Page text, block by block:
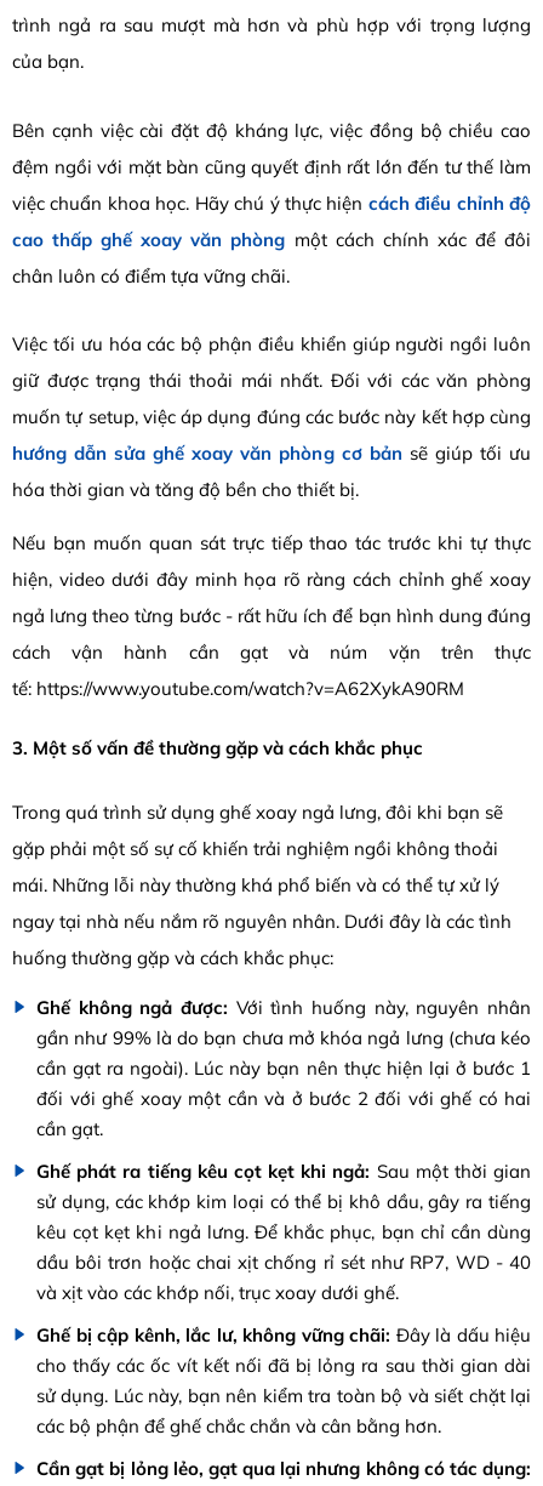
trình ngả ra sau mượt mà hơn và phù hợp với trọng lượng
của bạn.
Bên cạnh việc cài đặt độ kháng lực, việc đồng bộ chiều cao
đệm ngồi với mặt bàn cũng quyết định rất lớn đến tư thế làm
việc chuẩn khoa học. Hãy chú ý thực hiện cách điều chỉnh độ
cao thấp ghế xoay văn phòng một cách chính xác để đôi
chân luôn có điểm tựa vững chãi.
Việc tối ưu hóa các bộ phận điều khiển giúp người ngồi luôn
giữ được trạng thái thoải mái nhất. Đối với các văn phòng
muốn tự setup, việc áp dụng đúng các bước này kết hợp cùng
hướng dẫn sửa ghế xoay văn phòng cơ bản sẽ giúp tối ưu
hóa thời gian và tăng độ bền cho thiết bị.
Nếu bạn muốn quan sát trực tiếp thao tác trước khi tự thực
hiện, video dưới đây minh họa rõ ràng cách chỉnh ghế xoay
ngả lưng theo từng bước - rất hữu ích để bạn hình dung đúng
cách vận hành cần gạt và núm vặn trên thực
tế: https://www.youtube.com/watch?v=A62XykA90RM
3. Một số vấn đề thường gặp và cách khắc phục
Trong quá trình sử dụng ghế xoay ngả lưng, đôi khi bạn sẽ
gặp phải một số sự cố khiến trải nghiệm ngồi không thoải
mái. Những lỗi này thường khá phổ biến và có thể tự xử lý
ngay tại nhà nếu nắm rõ nguyên nhân. Dưới đây là các tình
huống thường gặp và cách khắc phục:
Ghế không ngả được: Với tình huống này, nguyên nhân
gần như 99% là do bạn chưa mở khóa ngả lưng (chưa kéo
cần gạt ra ngoài). Lúc này bạn nên thực hiện lại ở bước 1
đối với ghế xoay một cần và ở bước 2 đối với ghế có hai
cần gạt.
Ghế phát ra tiếng kêu cọt kẹt khi ngả: Sau một thời gian
sử dụng, các khớp kim loại có thể bị khô dầu, gây ra tiếng
kêu cọt kẹt khi ngả lưng. Để khắc phục, bạn chỉ cần dùng
dầu bôi trơn hoặc chai xịt chống rỉ sét như RP7, WD - 40
và xịt vào các khớp nối, trục xoay dưới ghế.
Ghế bị cập kênh, lắc lư, không vững chãi: Đây là dấu hiệu
cho thấy các ốc vít kết nối đã bị lỏng ra sau thời gian dài
sử dụng. Lúc này, bạn nên kiểm tra toàn bộ và siết chặt lại
các bộ phận để ghế chắc chắn và cân bằng hơn.
Cần gạt bị lỏng lẻo, gạt qua lại nhưng không có tác dụng: